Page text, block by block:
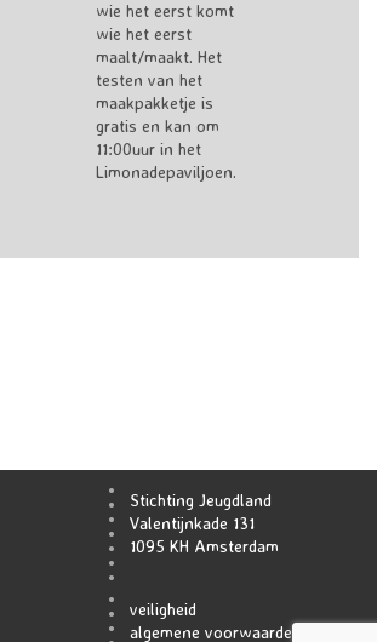
wie het eerst komt
wie het eerst
maalt/maakt. Het
testen van het
maakpakketje is
gratis en kan om
11:00uur in het
Limonadepaviljoen.
Stichting Jeugdland
Valentijnkade 131
1095 KH Amsterdam
veiligheid
algemene voorwaarden